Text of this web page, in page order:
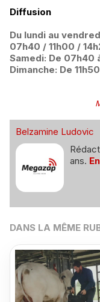
Diffusion
Du lundi au
07h40 / 11h00 /
Samedi: De 07h40
Dimanche: De
Belzamine Ludovic
ans.
DANS LA MÊME